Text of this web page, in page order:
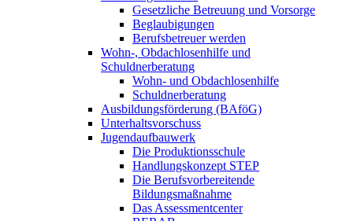
Gesetzliche Betreuung und Vorsorge
Beglaubigungen
Berufsbetreuer werden
Wohn-, Obdachlosenhilfe und
Schuldnerberatung
Wohn- und Obdachlosenhilfe
Schuldnerberatung
Ausbildungsförderung (BAföG)
Unterhaltsvorschuss
Jugendaufbauwerk
Die Produktionsschule
Handlungskonzept STEP
Die Berufsvorbereitende
Bildungsmaßnahme
Das Assessmentcenter